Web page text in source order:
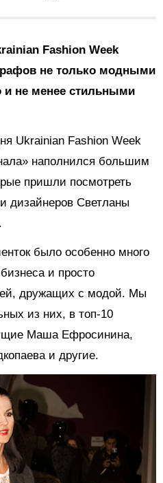
Fashion Week
не только модными
и не менее стильными
Ukrainian Fashion Week
наполнился большим
пришли посмотреть
дизайнеров Светланы
было особенно много
и просто
дружащих с модой. Мы
из них, в топ-10
Маша Ефросинина,
и другие.